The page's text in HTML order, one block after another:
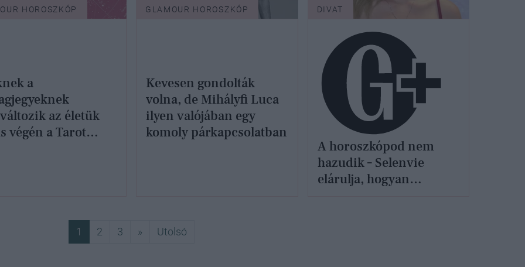
HOROSZKÓP
a
az életük
végén a Tarot
GLAMOUR HOROSZKÓP
Kevesen gondolták
volna, de Mihályfi Luca
ilyen valójában egy
komoly párkapcsolatban
DIVAT
A horoszkópod nem
hazudik – Selenvie
elárulja, hogyan
1 2 3 »Következő
UtolsóUtolsó